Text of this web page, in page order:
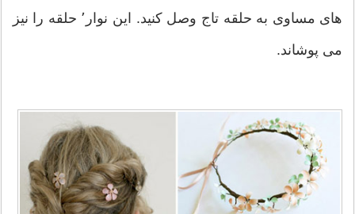
های مساوی به حلقه تاج وصل کنید. این نوار٬ حلقه را نیز
می پوشاند.